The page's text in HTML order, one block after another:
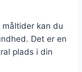
kan du
Det er en
plads i din